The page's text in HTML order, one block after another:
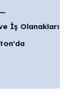
İş Olanakları